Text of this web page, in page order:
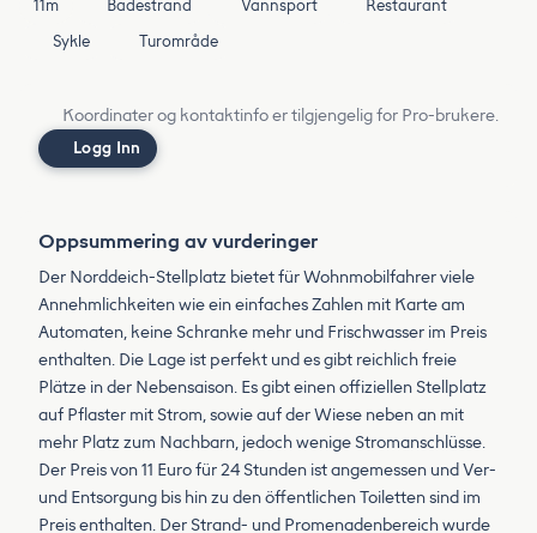
11m Badestrand Vannsport
Restaurant
Sykle
Turområde
Koordinater og kontaktinfo er tilgjengelig for Pro-brukere.
Logg Inn
Oppsummering av vurderinger
Der Norddeich-Stellplatz bietet für Wohnmobilfahrer viele
Annehmlichkeiten wie ein einfaches Zahlen mit Karte am
Automaten, keine Schranke mehr und Frischwasser im Preis
enthalten. Die Lage ist perfekt und es gibt reichlich freie
Plätze in der Nebensaison. Es gibt einen offiziellen Stellplatz
auf Pflaster mit Strom, sowie auf der Wiese neben an mit
mehr Platz zum Nachbarn, jedoch wenige Stromanschlüsse.
Der Preis von 11 Euro für 24 Stunden ist angemessen und Ver-
und Entsorgung bis hin zu den öffentlichen Toiletten sind im
Preis enthalten. Der Strand- und Promenadenbereich wurde